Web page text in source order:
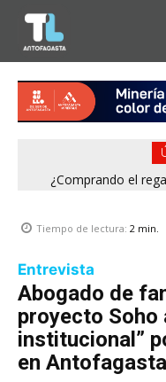
¿Comprando el
Condominio de
Tiempo de lectura: 2 min.
Entrevista
Abogado de
proyecto Soho
institucional”
en Antofagasta